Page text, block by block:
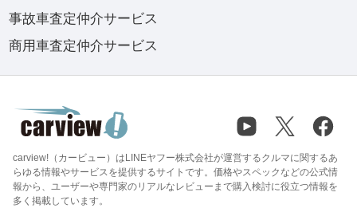
事故車査定仲介サービス
商用車査定仲介サービス
carview!（カービュー）はLINEヤフー株式会社が運営するクルマに関するあ
らゆる情報やサービスを提供するサイトです。価格やスペックなどの公式情
報から、ユーザーや専門家のリアルなレビューまで購入検討に役立つ情報を
多く掲載しています。